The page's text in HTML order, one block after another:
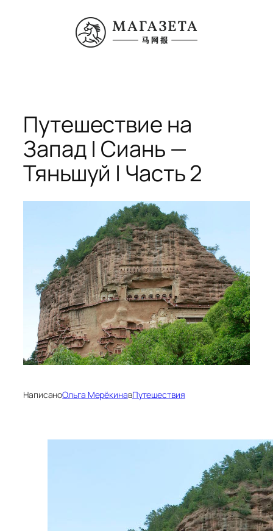
содержимому
Путешествие на
Запад | Сиань —
Тяньшуй | Часть 2
НаписаноОльга МерёкинавПутешествия